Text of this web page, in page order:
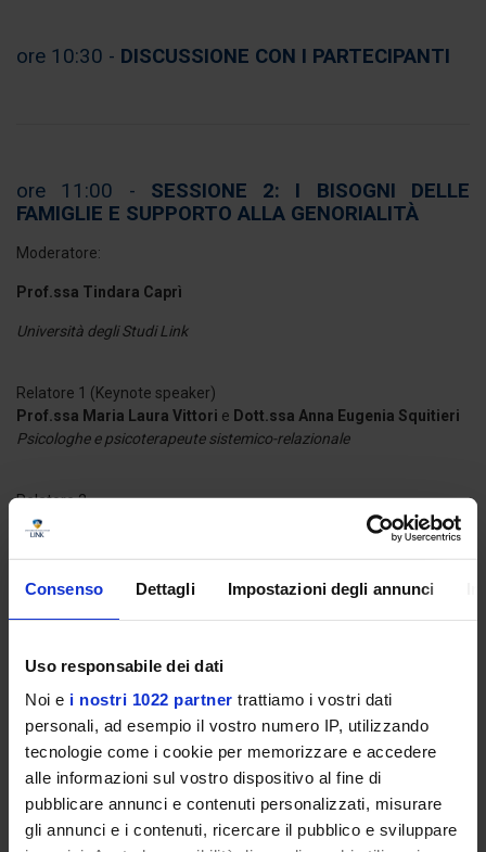
Consenso Dettagli Impostazioni degli annunci
Uso responsabile dei dati
Noi e i nostri 1022 partner trattiamo i vostri dati
personali, ad esempio il vostro numero IP, utilizzando
tecnologie come i cookie per memorizzare e accedere
alle informazioni sul vostro dispositivo al fine di
pubblicare annunci e contenuti personalizzati, misurare
gli annunci e i contenuti, ricercare il pubblico e sviluppare
ore 10:30 - DISCUSSIONE CON I PARTECIPANTI
ore 11:00 - SESSIONE 2: I BISOGNI DELLE
FAMIGLIE E SUPPORTO ALLA GENORIALITÀ
Moderatore:
Prof.ssa Tindara Caprì
Università degli Studi Link
Relatore 1 (Keynote speaker)
Prof.ssa Maria Laura Vittori e Dott.ssa Anna Eugenia Squitieri
Psicologhe e psicoterapeute sistemico-relazionale
Relatore 2
Prof.ssa Roberta Renati
Associata di Psicologia dello Sviluppo, Università degli Studi Link
ore 11:30 -DISCUSSIONE CON I PARTECIPANTI
ore 12:00 -SESSIONE 3: NUOVI ORIZZONTI NEI